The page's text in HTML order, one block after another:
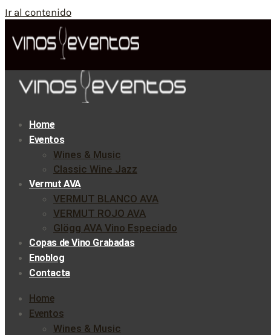
Ir al contenido
Home
Eventos
Wines & Music
Classic Wine Jazz
Vermut AVA
VERMUT BLANCO AVA
VERMUT ROJO AVA
Glögg AVA Vino Especiado
Copas de Vino Grabadas
Enoblog
Contacta
Home
Eventos
Wines & Music